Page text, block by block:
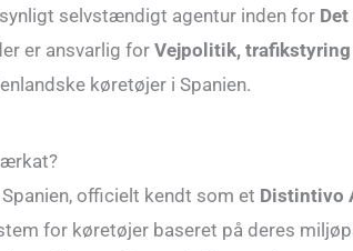
selvstændigt agentur inden for
er ansvarlig forVejpolitik,
køretøjer i Spanien.
officielt kendt som et Distintivo
for køretøjer baseret på deres